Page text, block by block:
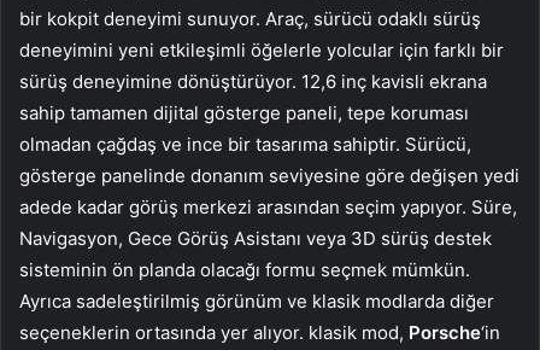
bir kokpit deneyimi sunuyor. Araç, sürücü odaklı sürüş
deneyimini yeni etkileşimli öğelerle yolcular için farklı bir
sürüş deneyimine dönüştürüyor. 12,6 inç kavisli ekrana
sahip tamamen dijital gösterge paneli, tepe koruması
olmadan çağdaş ve ince bir tasarıma sahiptir. Sürücü,
gösterge panelinde donanım seviyesine göre değişen yedi
adede kadar görüş merkezi arasından seçim yapıyor. Süre,
Navigasyon, Gece Görüş Asistanı veya 3D sürüş destek
sisteminin ön planda olacağı formu seçmek mümkün.
Ayrıca sadeleştirilmiş görünüm ve klasik modlarda diğer
seçeneklerin ortasında yer alıyor. klasik mod, Porsche‘in